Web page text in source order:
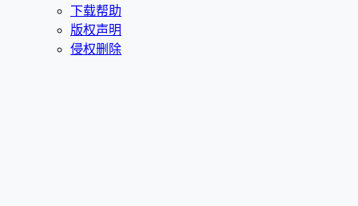
下载帮助
版权声明
侵权删除